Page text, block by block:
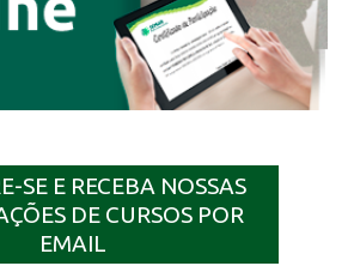
SE E RECEBA NOSSAS
DE CURSOS POR
EMAIL